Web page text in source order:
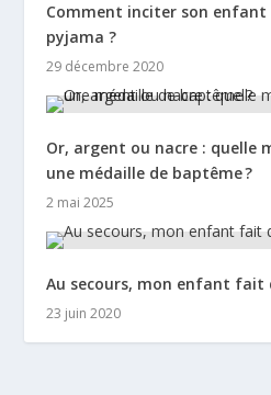
Comment inciter son enfant
pyjama ?
29 décembre 2020
Or, argent ou nacre : quelle
une médaille de baptême ?
2 mai 2025
Au secours, mon enfant fait
23 juin 2020